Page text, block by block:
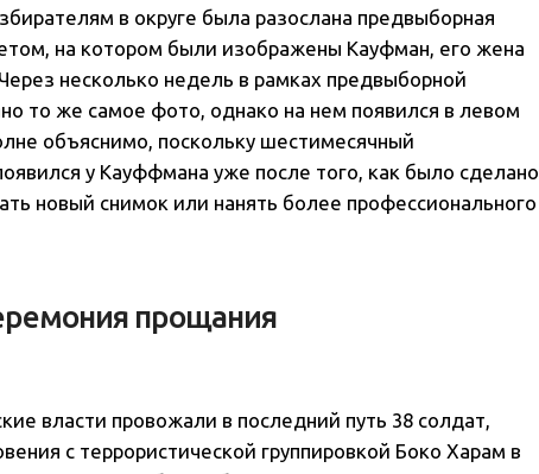
в округе была разослана предвыборная
на котором были изображены Кауфман, его жена
несколько недель в рамках предвыборной
то же самое фото, однако на нем появился в левом
объяснимо, поскольку шестимесячный
у Кауффмана уже после того, как было сделано
новый снимок или нанять более профессионального
прощания
власти провожали в последний путь 38 солдат,
с террористической группировкой Боко Харам в